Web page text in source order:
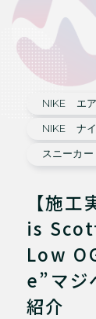
NIKE エア
NIKE ナ
スニーカ
【施
is
Low
e”マジ
紹介